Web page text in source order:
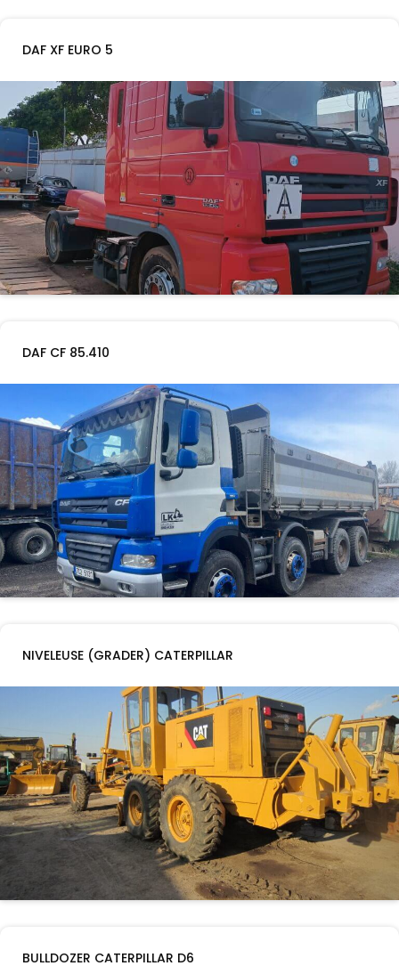
DAF XF EURO 5
DAF CF 85.410
NIVELEUSE (GRADER) CATERPILLAR
BULLDOZER CATERPILLAR D6